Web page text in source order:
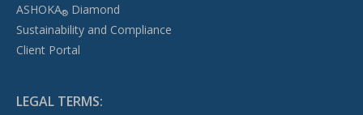
ASHOKA®Diamond
Sustainability and Compliance
Client Portal
LEGAL TERMS: